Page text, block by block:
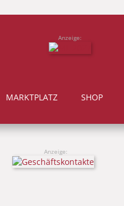
Anzeige:
MARKTPLATZ SHOP
Anzeige: